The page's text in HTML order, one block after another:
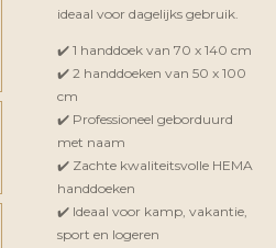
ideaal voor dagelijks gebruik.
✔️ 1 handdoek van 70 x 140 cm
✔️ 2 handdoeken van 50 x 100
cm
✔️ Professioneel geborduurd
met naam
✔️ Zachte kwaliteitsvolle HEMA
handdoeken
✔️ Ideaal voor kamp, vakantie,
sport en logeren